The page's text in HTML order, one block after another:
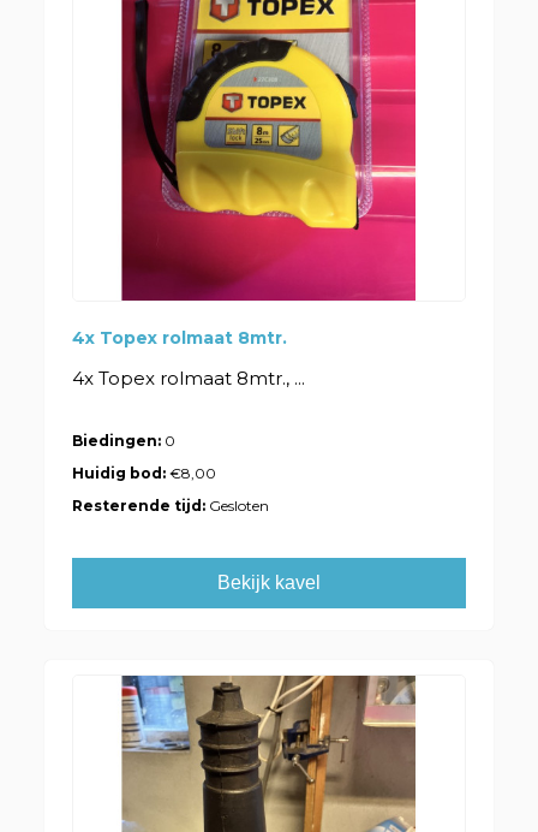
4x Topex rolmaat 8mtr.
4x Topex rolmaat 8mtr., ...
Biedingen: 0
Huidig bod:€8,00
Resterende tijd: Gesloten
Bekijk kavel